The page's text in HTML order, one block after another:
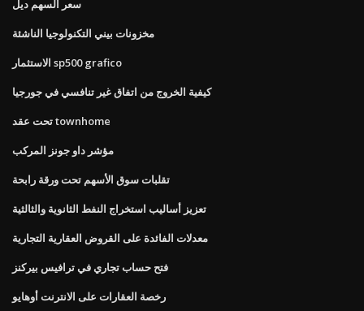
سعر السهم ديل
مخزونات بيني التكنولوجيا الناشئة
الاستثمار sp500 grafico
كيفية الخروج من اتفاق غير تنافسي في جورجيا
تحت عقد townhome
مؤشر داو جونز المركب
تقلبات سوق الأسهم تحت ورقة رابحة
تعزيز أساليب استخراج النفط الثانوية والثالثية
معدلات الفائدة على القروض العقارية التجارية
فتح حساب تجاري في ترافيس بيركنز
رخصة العقارات على الانترنت أوهايو